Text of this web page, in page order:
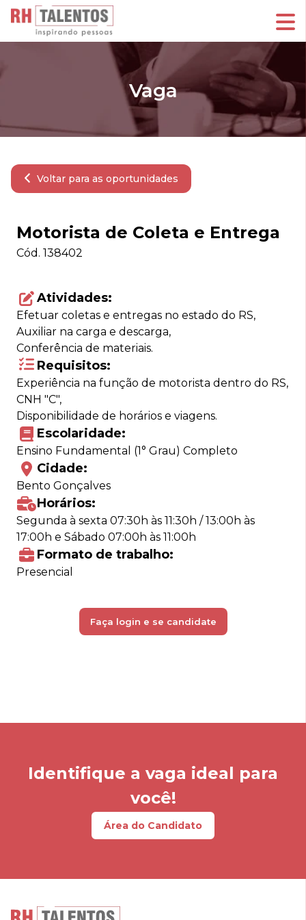
Vaga
Voltar para as oportunidades
Motorista de Coleta e Entrega
Cód. 138402
Atividades:
Efetuar coletas e entregas no estado do RS,
Auxiliar na carga e descarga,
Conferência de materiais.
Requisitos:
Experiência na função de motorista dentro do RS,
CNH "C",
Disponibilidade de horários e viagens.
Escolaridade:
Ensino Fundamental (1° Grau) Completo
Cidade:
Bento Gonçalves
Horários:
Segunda à sexta 07:30h às 11:30h / 13:00h às
17:00h e Sábado 07:00h às 11:00h
Formato de trabalho:
Presencial
Faça login e se candidate
Identifique a vaga ideal para
você!
Área do Candidato